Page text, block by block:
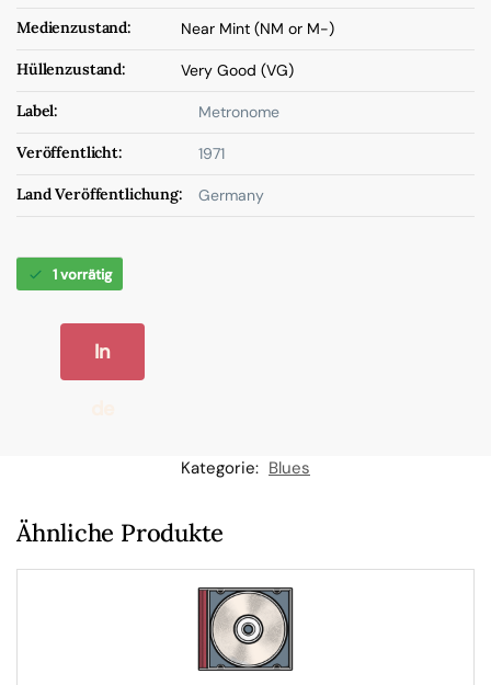
Medienzustand: Near Mint (NM or M-)
Hüllenzustand: Very Good (VG)
Label: Metronome
Veröffentlicht: 1971
Land Veröffentlichung: Germany
1 vorrätig
In
W
Kategorie: Blues
Ähnliche Produkte